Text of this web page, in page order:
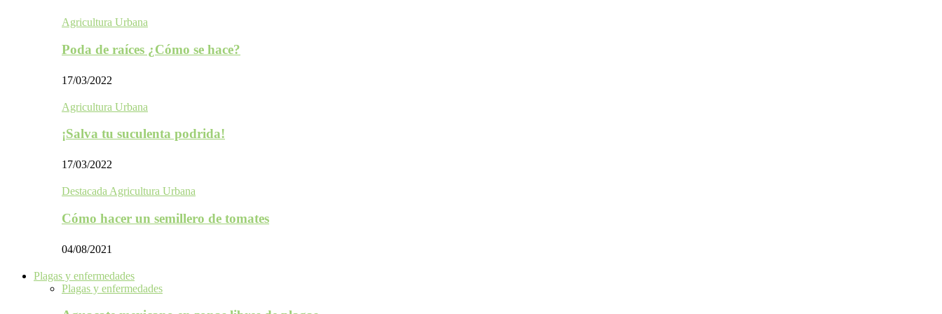
Agricultura Urbana
Poda de raíces ¿Cómo se hace?
17/03/2022
Agricultura Urbana
¡Salva tu suculenta podrida!
17/03/2022
Destacada Agricultura Urbana
Cómo hacer un semillero de tomates
04/08/2021
Plagas y enfermedades
Plagas y enfermedades